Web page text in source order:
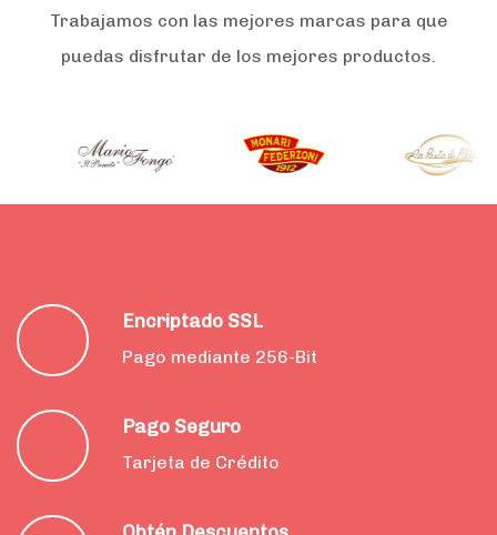
Trabajamos con las mejores marcas para que
puedas disfrutar de los mejores productos.
Encriptado SSL
Pago mediante 256-Bit
Pago Seguro
Tarjeta de Crédito